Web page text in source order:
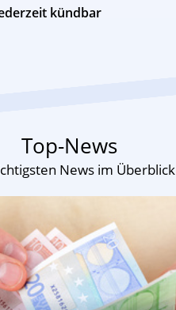
kündbar
Top-News
News im Überblick